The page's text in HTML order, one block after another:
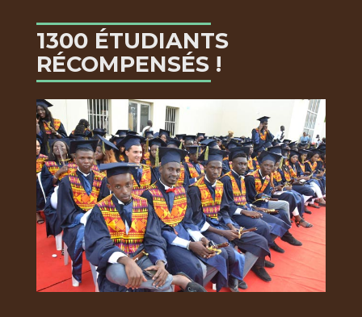
1300 ÉTUDIANTS
RÉCOMPENSÉS !